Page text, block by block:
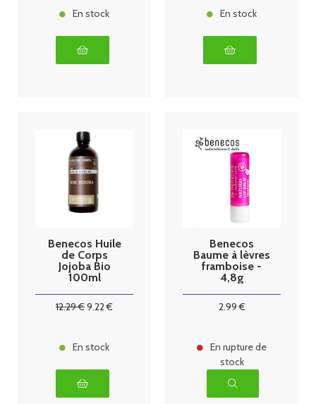
En stock En stock
Benecos Huile
de Corps
Jojoba Bio
100ml
12.29€9.22€
En stock
Benecos
Baume à lèvres
framboise -
4,8g
2.99€
En rupture de
stock